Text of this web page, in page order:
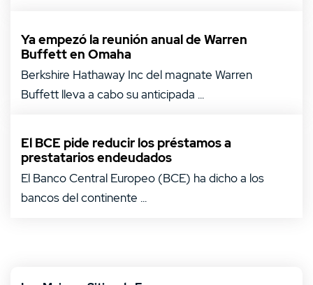
Ya empezó la reunión anual de Warren
Buffett en Omaha
Berkshire Hathaway Inc del magnate Warren
Buffett lleva a cabo su anticipada ...
El BCE pide reducir los préstamos a
prestatarios endeudados
El Banco Central Europeo (BCE) ha dicho a los
bancos del continente ...